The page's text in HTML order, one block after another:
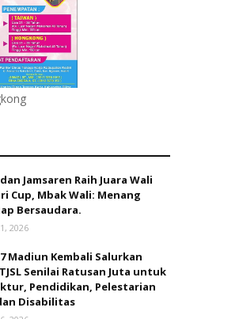
Jamsaren Raih Juara Wali
Cup, Mbak Wali: Menang
Bersaudara.
2026
Madiun Kembali Salurkan
Senilai Ratusan Juta untuk
Pendidikan, Pelestarian
Disabilitas